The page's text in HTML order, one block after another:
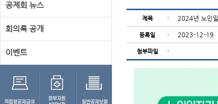
공제회 뉴스
회의록 공개
이벤트
제목 2024년 노인
등록일 2023-12-19
첨부파일